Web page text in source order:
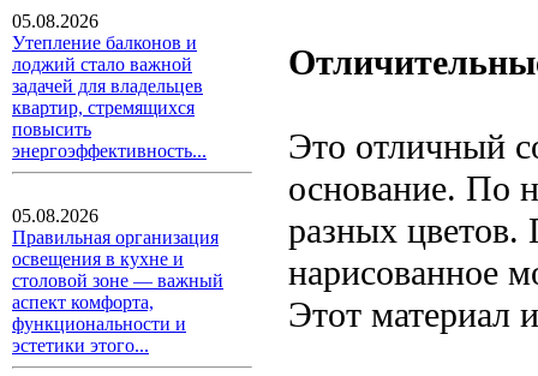
05.08.2026
Утепление балконов и
лоджий стало важной
задачей для владельцев
квартир, стремящихся
повысить
энергоэффективность...
05.08.2026
Правильная организация
освещения в кухне и
столовой зоне — важный
аспект комфорта,
функциональности и
эстетики этого...
Это отличный
основание. По
разных цветов.
нарисованное
Этот материал